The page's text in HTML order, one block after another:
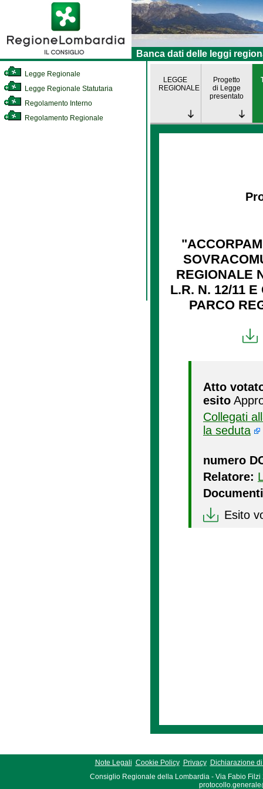
Banca dati delle leggi
Legge Regionale
Legge Regionale Statutaria
Regolamento Interno
Regolamento Regionale
LEGGE
REGIONALE
Progetto
di Legge
presentato
REGIONALE
L.R. N. 12/11
PARCO
Atto
esito
Collegati
la seduta
numero
Relatore:
Esito
Note Legali Cookie Policy Privacy
Dichiarazione
Consiglio Regionale della Lombardia - Via Fabio Filzi